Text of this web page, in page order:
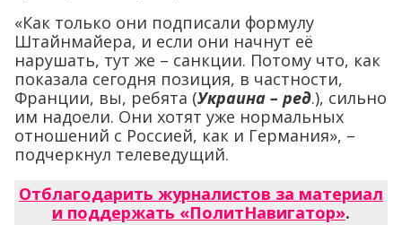
«Как только они подписали формулу
Штайнмайера, и если они начнут её
нарушать, тут же – санкции. Потому что, как
показала сегодня позиция, в частности,
Франции, вы, ребята (Украина – ред.), сильно
им надоели. Они хотят уже нормальных
отношений с Россией, как и Германия», –
подчеркнул телеведущий.
Отблагодарить журналистов за материал
и поддержать «ПолитНавигатор».